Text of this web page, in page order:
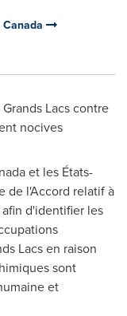
Lacs contre
nocives
et les États-
de l'Accord relatif à
d'identifier les
Lacs en raison
sont
et